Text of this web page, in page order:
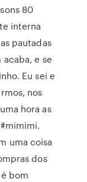
80
interna
pautadas
e se
Eu sei e
nos
hora as
uma coisa
dos
bom